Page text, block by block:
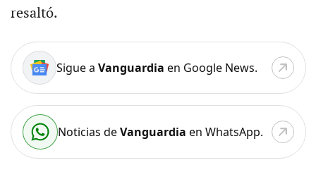
resaltó.
Sigue a Vanguardia en Google News.
Noticias deVanguardia en WhatsApp.